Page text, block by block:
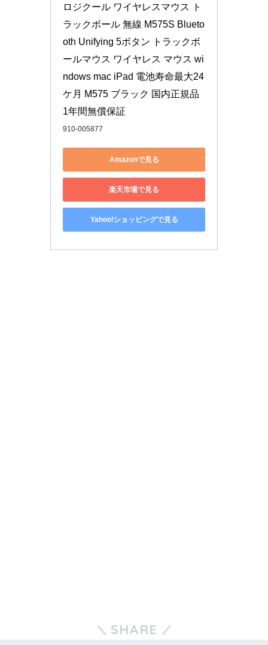
ロジクール ワイヤレスマウス ト
ラックボール 無線 M575S Blueto
oth Unifying 5ボタン トラックボ
ールマウス ワイヤレス マウス wi
ndows mac iPad 電池寿命最大24
ケ月 M575 ブラック 国内正規品
1年間無償保証
910-005877
Amazonで見る
楽天市場で見る
Yahoo!ショッピングで見る
SHARE